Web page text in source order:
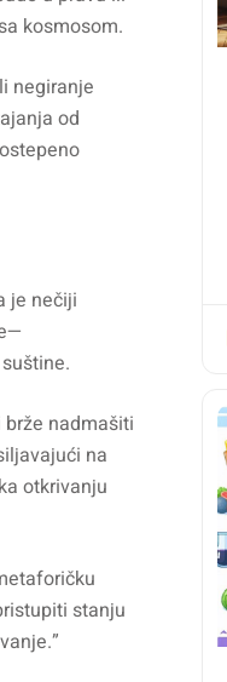
kosmosom.
negiranje
od
je nečiji
nadmašiti
na
otkrivanju
stanju